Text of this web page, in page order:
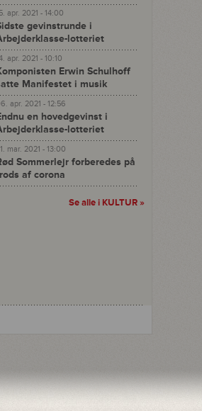
apr. 2021 - 14:00
gevinstrunde i
lotteriet
apr. 2021 - 10:10
Erwin Schulhoff
Manifestet i musik
apr. 2021 - 12:56
en hovedgevinst i
lotteriet
mar. 2021 - 13:00
Sommerlejr forberedes på
af corona
Se alle i KULTUR»